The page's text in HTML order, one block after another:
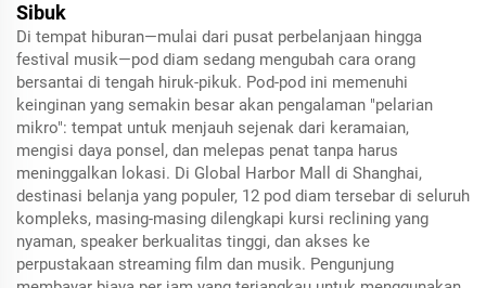
Sibuk
Di tempat hiburan—mulai dari pusat perbelanjaan hingga
festival musik—pod diam sedang mengubah cara orang
bersantai di tengah hiruk-pikuk. Pod-pod ini memenuhi
keinginan yang semakin besar akan pengalaman "pelarian
mikro": tempat untuk menjauh sejenak dari keramaian,
mengisi daya ponsel, dan melepas penat tanpa harus
meninggalkan lokasi. Di Global Harbor Mall di Shanghai,
destinasi belanja yang populer, 12 pod diam tersebar di seluruh
kompleks, masing-masing dilengkapi kursi reclining yang
nyaman, speaker berkualitas tinggi, dan akses ke
perpustakaan streaming film dan musik. Pengunjung